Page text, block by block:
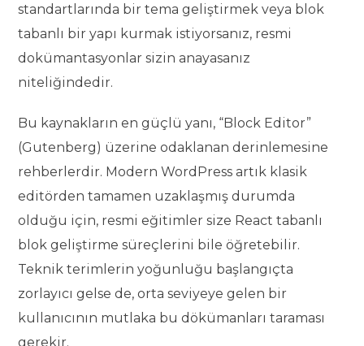
standartlarında bir tema geliştirmek veya blok
tabanlı bir yapı kurmak istiyorsanız, resmi
dokümantasyonlar sizin anayasanız
niteliğindedir.
Bu kaynakların en güçlü yanı, “Block Editor”
(Gutenberg) üzerine odaklanan derinlemesine
rehberlerdir. Modern WordPress artık klasik
editörden tamamen uzaklaşmış durumda
olduğu için, resmi eğitimler size React tabanlı
blok geliştirme süreçlerini bile öğretebilir.
Teknik terimlerin yoğunluğu başlangıçta
zorlayıcı gelse de, orta seviyeye gelen bir
kullanıcının mutlaka bu dökümanları taraması
gerekir.